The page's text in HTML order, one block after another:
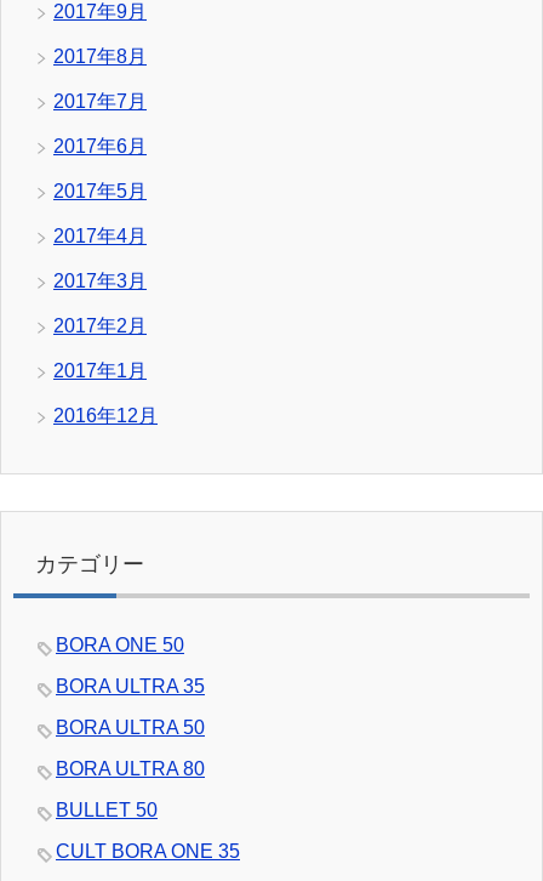
2017年9月
2017年8月
2017年7月
2017年6月
2017年5月
2017年4月
2017年3月
2017年2月
2017年1月
2016年12月
カテゴリー
BORA ONE 50
BORA ULTRA 35
BORA ULTRA 50
BORA ULTRA 80
BULLET 50
CULT BORA ONE 35